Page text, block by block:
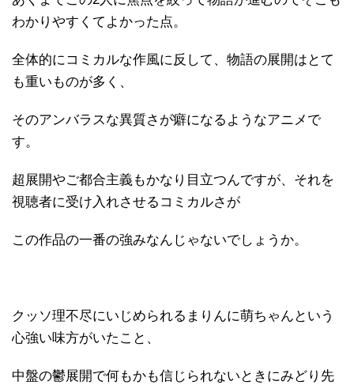
わかりやすくてよかった点。
全体的にコミカルな作風に反して、物語の展開はとて
も重いものが多く、
そのアンバラスな異質さが癖になるようなアニメで
す。
超展開やご都合主義もかなり目立つんですが、それを
視聴者に受け入れさせるコミカルさが
この作品の一番の強みなんじゃないでしょうか。
クッソ理不尽にいじめられるまりんに萌ちゃんという
心強い味方がいたこと、
中盤の鬱展開で何もかも信じられないときにみどり先